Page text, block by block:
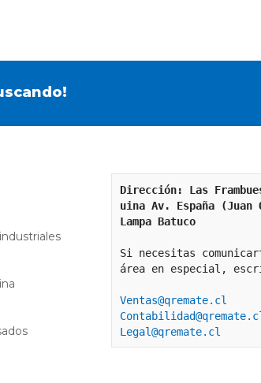
Dirección: Las
uina Av. España (Juan
Lampa Batuco
área en especial,
Ventas@qremate.cl
Legal@qremate.cl